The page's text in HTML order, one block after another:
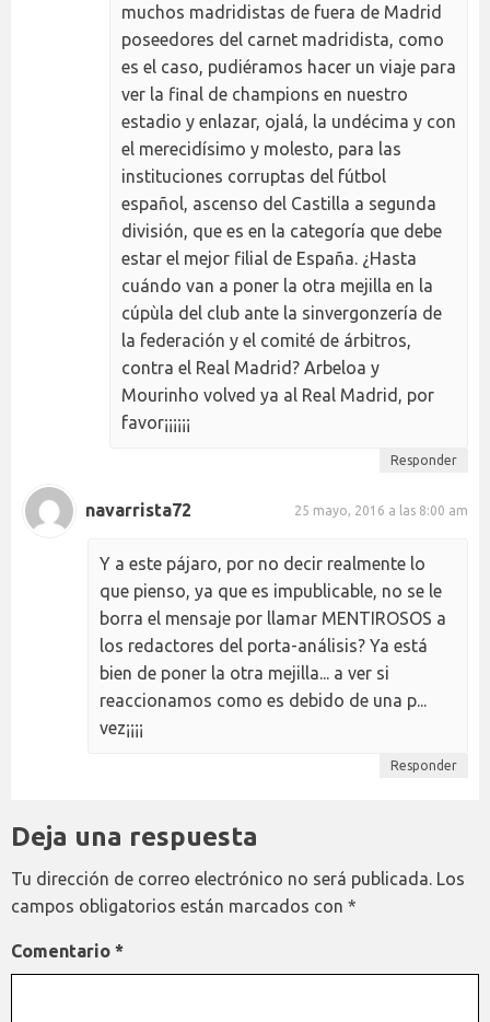
muchos madridistas de fuera de Madrid
poseedores del carnet madridista, como
es el caso, pudiéramos hacer un viaje para
ver la final de champions en nuestro
estadio y enlazar, ojalá, la undécima y con
el merecidísimo y molesto, para las
instituciones corruptas del fútbol
español, ascenso del Castilla a segunda
división, que es en la categoría que debe
estar el mejor filial de España. ¿Hasta
cuándo van a poner la otra mejilla en la
cúpùla del club ante la sinvergonzería de
la federación y el comité de árbitros,
contra el Real Madrid? Arbeloa y
Mourinho volved ya al Real Madrid, por
favor¡¡¡¡¡¡
Responder
navarrista72 25 mayo, 2016 a las 8:00 am
Y a este pájaro, por no decir realmente lo
que pienso, ya que es impublicable, no se le
borra el mensaje por llamar MENTIROSOS a
los redactores del porta-análisis? Ya está
bien de poner la otra mejilla... a ver si
reaccionamos como es debido de una p...
vez¡¡¡¡
Responder
Deja una respuesta
Tu dirección de correo electrónico no será publicada. Los
campos obligatorios están marcados con *
Comentario *